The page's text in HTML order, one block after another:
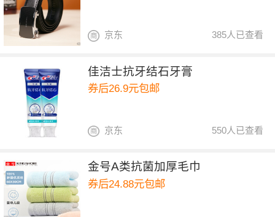
385人已查看
京东
佳洁士抗牙结石牙膏
券后26.9元包邮
550人已查看
京东
金号A类抗菌加厚毛巾
券后24.88元包邮